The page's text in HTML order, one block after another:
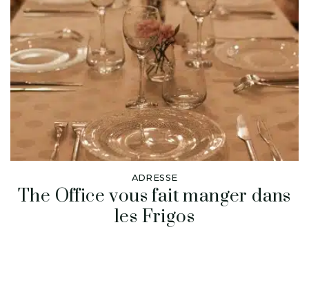
ADRESSE
The Office vous fait manger dans
les Frigos